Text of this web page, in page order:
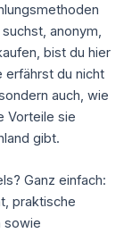
anonym,
bist du hier
erfährst du nicht
auch, wie
Vorteile sie
gibt.
Ganz einfach:
praktische
sowie